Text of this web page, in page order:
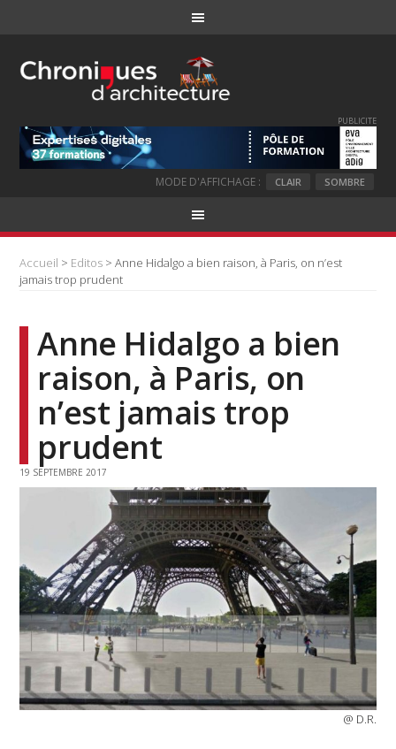
PUBLICITE
MODE D'AFFICHAGE : CLAIR SOMBRE
Accueil > Editos > Anne Hidalgo a bien raison, à Paris, on n’est
jamais trop prudent
Anne Hidalgo a bien
raison, à Paris, on
n’est jamais trop
prudent
19 SEPTEMBRE 2017
@ D.R.